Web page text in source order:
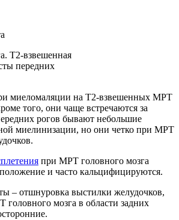
Т2-взвешенная
передних
миеломаляции на Т2-взвешенных МРТ
того, они чаще встречаются за
рогов бывают небольшие
миелинизации, но они четко при МРТ
при МРТ головного мозга
и часто кальцифицируются.
– отшнуровка выстилки желудочков,
головного мозга в области задних